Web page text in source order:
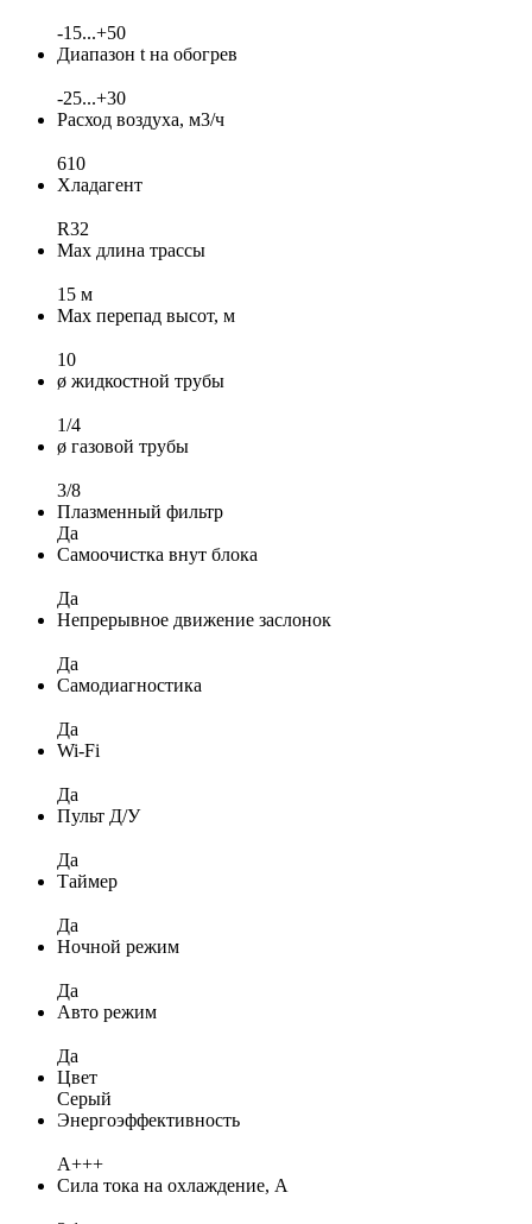
-15...+50
Диапазон t на обогрев
-25...+30
Расход воздуха, м3/ч
610
Хладагент
R32
Max длина трассы
15 м
Max перепад высот, м
10
ø жидкостной трубы
1/4
ø газовой трубы
3/8
Плазменный фильтр
Да
Самоочистка внут блока
Да
Непрерывное движение заслонок
Да
Самодиагностика
Да
Wi-Fi
Да
Пульт Д/У
Да
Таймер
Да
Ночной режим
Да
Авто режим
Да
Цвет
Серый
Энергоэффективность
A+++
Сила тока на охлаждение, А